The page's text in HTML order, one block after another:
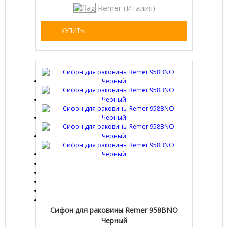
Remer (Италия)
КУПИТЬ
Сифон для раковины Remer 958BNO
Черный